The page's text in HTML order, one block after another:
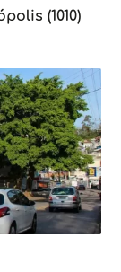
(1010)